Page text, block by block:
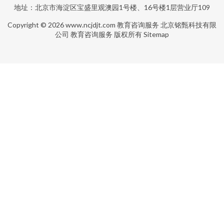
地址：北京市海淀区宝盛里观澳园1号楼、16号楼1层营业厅109
Copyright © 2026www.ncjdjt.com 教育咨询服务 北京铭甄科技有限
公司 教育咨询服务 版权所有Sitemap